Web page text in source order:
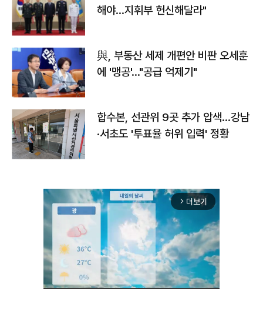
해야…지휘부 헌신해달라"
與, 부동산 세제 개편안 비판 오세훈
에 '맹공'…"공급 억제기"
합수본, 선관위 9곳 추가 압색…강남
·서초도 '투표율 허위 입력' 정황
arrow_forward_ios 더보기